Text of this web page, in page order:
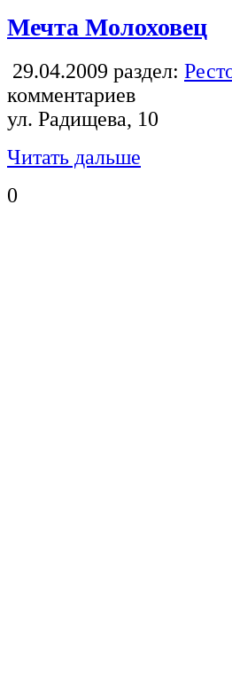
Мечта Молоховец
29.04.2009 раздел:
комментариев
ул. Радищева, 10
Читать дальше
0